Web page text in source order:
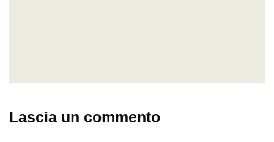
Lascia un commento